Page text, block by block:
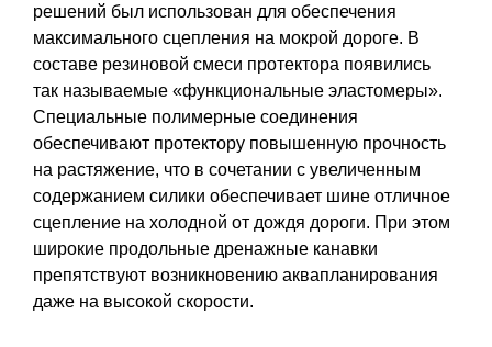
решений был использован для обеспечения
максимального сцепления на мокрой дороге. В
составе резиновой смеси протектора появились
так называемые «функциональные эластомеры».
Специальные полимерные соединения
обеспечивают протектору повышенную прочность
на растяжение, что в сочетании с увеличенным
содержанием силики обеспечивает шине отличное
сцепление на холодной от дождя дороги. При этом
широкие продольные дренажные канавки
препятствуют возникновению аквапланирования
даже на высокой скорости.